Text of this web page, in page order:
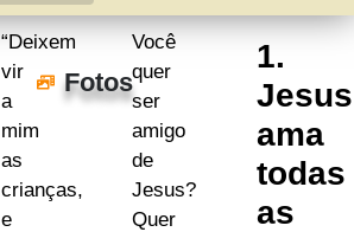
“Deixem
vir
a
mim
as
crianças,
e
Fotos
Você
quer
ser
amigo
de
Jesus?
Quer
1.
Jesus
ama
todas
as